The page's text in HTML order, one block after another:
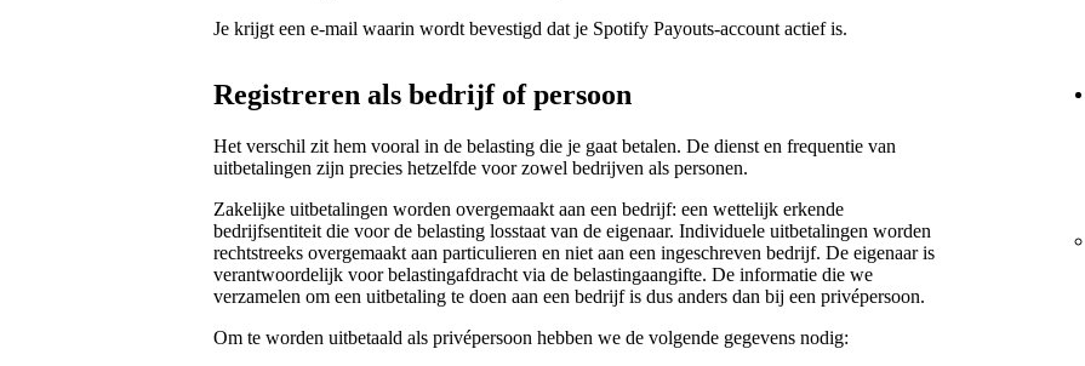
Je krijgt een e-mail waarin wordt bevestigd dat je Spotify Payouts-account actief is.
Registreren als bedrijf of persoon
Het verschil zit hem vooral in de belasting die je gaat betalen. De dienst en frequentie van
uitbetalingen zijn precies hetzelfde voor zowel bedrijven als personen.
Zakelijke uitbetalingen worden overgemaakt aan een bedrijf: een wettelijk erkende
bedrijfsentiteit die voor de belasting losstaat van de eigenaar. Individuele uitbetalingen worden
rechtstreeks overgemaakt aan particulieren en niet aan een ingeschreven bedrijf. De eigenaar is
verantwoordelijk voor belastingafdracht via de belastingaangifte. De informatie die we
verzamelen om een uitbetaling te doen aan een bedrijf is dus anders dan bij een privépersoon.
Om te worden uitbetaald als privépersoon hebben we de volgende gegevens nodig: